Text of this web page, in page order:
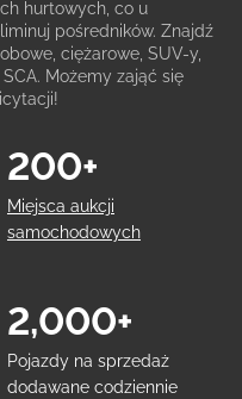
hurtowych, co u
pośredników. Znajdź
ciężarowe, SUV-y,
Możemy zająć się
Miejsca aukcji
samochodowych
200+
Pojazdy na sprzedaż
dodawane codziennie
2,000+